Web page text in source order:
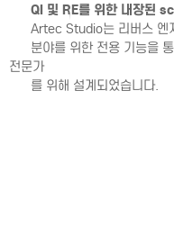
QI 및 RE를 위한 내장된
Artec Studio는 리버스 엔지
분야를 위한 전용 기능을 통
전문가
를 위해 설계되었습니다.